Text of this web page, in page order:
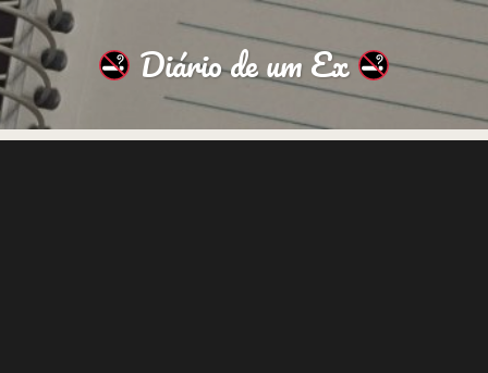
Diário de um Ex